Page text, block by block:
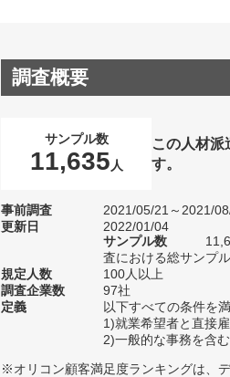
調査概要
サンプル数
11,635 人
この人材派
す。
事前調査
2021/05/21～2021/
更新日
2022/01/04
サンプル数
査における総サンプ
規定人数
100人以上
調査企業数
97社
定義
以下すべての条件を
1)就業希望者と直接
2)一般的な事務を含
※オリコン顧客満足度ランキングは、